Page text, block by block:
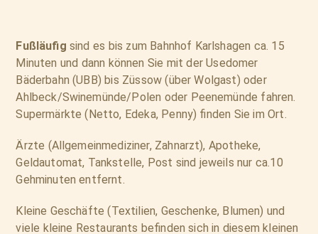
Fußläufig sind es bis zum Bahnhof Karlshagen ca. 15
Minuten und dann können Sie mit der Usedomer
Bäderbahn (UBB) bis Züssow (über Wolgast) oder
Ahlbeck/Swinemünde/Polen oder Peenemünde fahren.
Supermärkte (Netto, Edeka, Penny) finden Sie im Ort.
Ärzte (Allgemeinmediziner, Zahnarzt), Apotheke,
Geldautomat, Tankstelle, Post sind jeweils nur ca.10
Gehminuten entfernt.
Kleine Geschäfte (Textilien, Geschenke, Blumen) und
viele kleine Restaurants befinden sich in diesem kleinen